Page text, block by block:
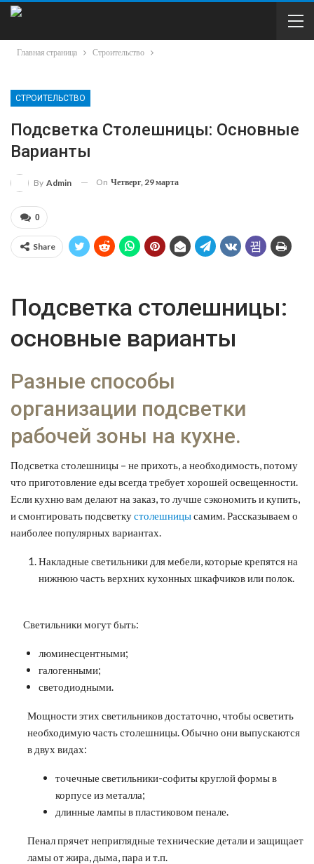
Главная страница Строительство
СТРОИТЕЛЬСТВО
Подсветка Столешницы: Основные
Варианты
By Admin On Четверг, 29 марта
0
Share
Подсветка столешницы:
основные варианты
Разные способы
организации подсветки
рабочей зоны на кухне.
Подсветка столешницы – не прихоть, а необходимость, потому
что приготовление еды всегда требует хорошей освещенности.
Если кухню вам делают на заказ, то лучше сэкономить и купить,
и смонтировать подсветкустолешницысамим. Рассказываем о
наиболее популярных вариантах.
Накладные светильники для мебели, которые крепятся на
нижнюю часть верхних кухонных шкафчиков или полок.
Светильники могут быть:
люминесцентными;
галогенными;
светодиодными.
Мощности этих светильников достаточно, чтобы осветить
необходимую часть столешницы. Обычно они выпускаются
в двух видах:
точечные светильники-софиты круглой формы в
корпусе из металла;
длинные лампы в пластиковом пенале.
Пенал прячет неприглядные технические детали и защищает
ламы от жира, дыма, пара и т.п.